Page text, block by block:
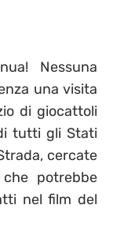
Nessuna
una visita
di giocattoli
tutti gli Stati
cercate
potrebbe
nel film del